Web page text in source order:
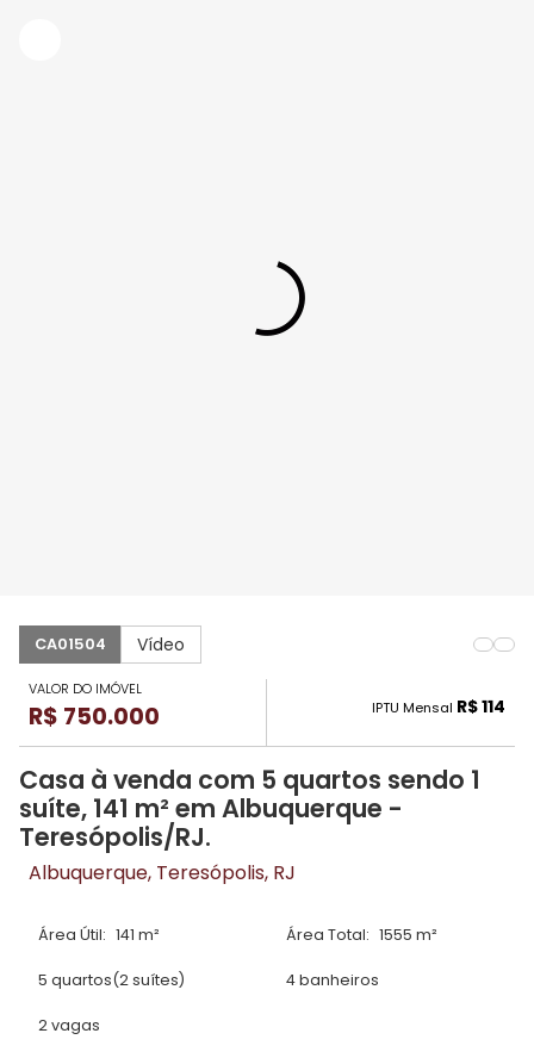
CA01504 Vídeo
VALOR DO IMÓVEL
R$ 750.000 IPTU Mensal R$ 114
Casa à venda com 5 quartos sendo 1
suíte, 141 m² em Albuquerque -
Teresópolis/RJ.
Albuquerque, Teresópolis, RJ
Área Útil: 141 m² Área Total: 1555 m²
5 quartos(2 suítes) 4 banheiros
2 vagas